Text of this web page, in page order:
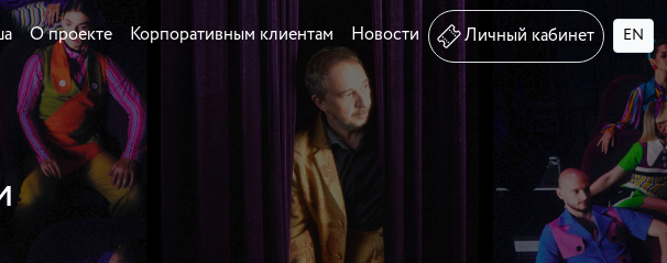
О проекте Корпоративным клиентам Новости Личный кабинет EN